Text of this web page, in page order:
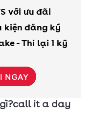
a break,
Burn the
extra mile,
Press on,
với ưu đãi
kiện đăng ký
- Thi lại 1 kỹ
NGAY
it a day